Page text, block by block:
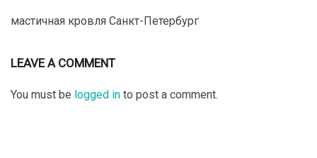
мастичная кровля Санкт-Петербург
LEAVE A COMMENT
You must be logged in to post a comment.